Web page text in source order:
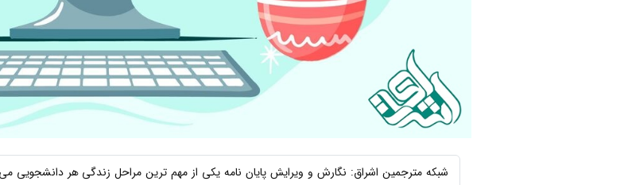
شبکه مترجمین اشراق: نگارش و ویرایش پایان نامه یکی از مهم ترین مراحل زندگی هر دانشجویی